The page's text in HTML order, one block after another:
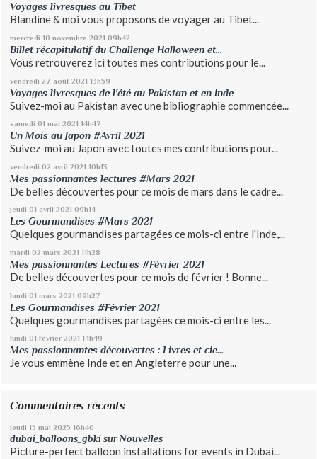
Voyages livresques au Tibet
Blandine & moi vous proposons de voyager au Tibet...
mercredi 10 novembre 2021 09h42
Billet récapitulatif du Challenge Halloween et...
Vous retrouverez ici toutes mes contributions pour le...
vendredi 27 août 2021 13h59
Voyages livresques de l'été au Pakistan et en Inde
Suivez-moi au Pakistan avec une bibliographie commencée...
samedi 01 mai 2021 14h47
Un Mois au Japon #Avril 2021
Suivez-moi au Japon avec toutes mes contributions pour...
vendredi 02 avril 2021 10h13
Mes passionnantes lectures #Mars 2021
De belles découvertes pour ce mois de mars dans le cadre...
jeudi 01 avril 2021 09h14
Les Gourmandises #Mars 2021
Quelques gourmandises partagées ce mois-ci entre l'Inde,...
mardi 02 mars 2021 11h28
Mes passionnantes Lectures #Février 2021
De belles découvertes pour ce mois de février ! Bonne...
lundi 01 mars 2021 09h27
Les Gourmandises #Février 2021
Quelques gourmandises partagées ce mois-ci entre les...
lundi 01 février 2021 14h49
Mes passionnantes découvertes : Livres et cie...
Je vous emmène Inde et en Angleterre pour une...
Commentaires récents
jeudi 15 mai 2025 16h40
dubai_balloons_gbki surNouvelles
Picture-perfect balloon installations for events in Dubai...